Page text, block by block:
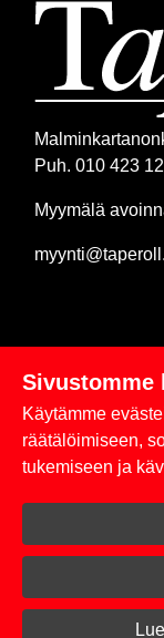
Puh. 010 423
Myymälä
Linkit
Sivustomme
Käytämme
räätälöimiseen,
tukemiseen ja